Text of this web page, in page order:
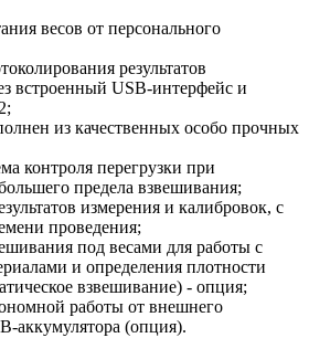
весов от персонального
результатов
встроенный USB-интерфейс и
из качественных особо прочных
контроля перегрузки при
предела взвешивания;
измерения и калибровок, с
проведения;
под весами для работы с
и определения плотности
взвешивание) - опция;
работы от внешнего
аккумулятора (опция).